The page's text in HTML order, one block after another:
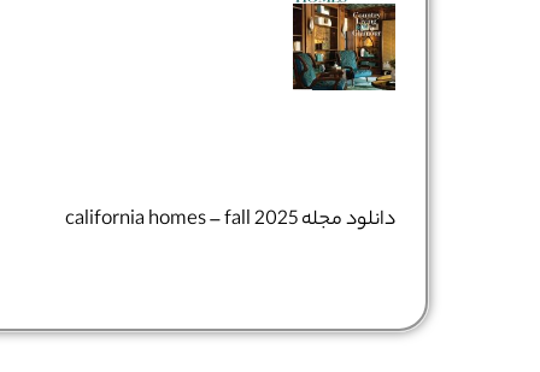
دانلود مجله california homes – fall 2025